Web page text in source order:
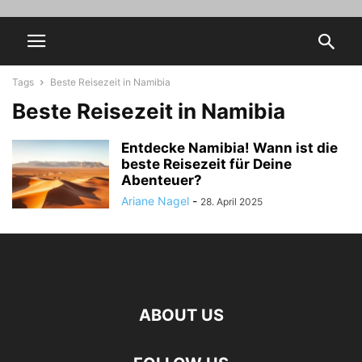
Tags Beste Reisezeit in Namibia
Beste Reisezeit in Namibia
Entdecke Namibia! Wann ist die
beste Reisezeit für Deine
Abenteuer?
Ariane Nagel - 28. April 2025
ABOUT US